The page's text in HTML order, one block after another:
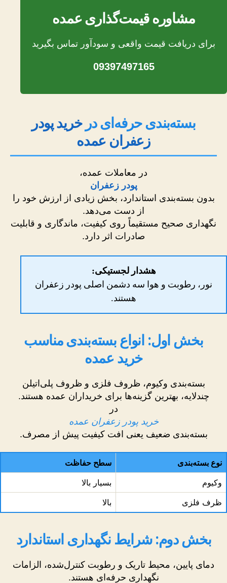
مشاوره قیمت‌گذاری عمده
برای دریافت قیمت واقعی و سودآور تماس بگیرید
09397497165
بسته‌بندی حرفه‌ای درخرید پودر
زعفران عمده
در معاملات عمده،
پودر زعفران
بدون بسته‌بندی استاندارد، بخش زیادی از ارزش خود را
از دست می‌دهد.
نگهداری صحیح مستقیماً روی کیفیت، ماندگاری و قابلیت
صادرات اثر دارد.
هشدار لجستیکی:
نور، رطوبت و هوا سه دشمن اصلی پودر زعفران
هستند.
بخش اول: انواع بسته‌بندی مناسب
خرید عمده
بسته‌بندی وکیوم، ظروف فلزی و ظروف پلی‌اتیلن
چندلایه، بهترین گزینه‌ها برای خریداران عمده هستند.
در
خرید پودر زعفران عمده
بسته‌بندی ضعیف یعنی افت کیفیت پیش از مصرف.
نوع بسته‌بندی
سطح حفاظت
وکیوم
بسیار بالا
ظرف فلزی
بالا
بخش دوم: شرایط نگهداری استاندارد
دمای پایین، محیط تاریک و رطوبت کنترل‌شده، الزامات
نگهداری حرفه‌ای هستند.